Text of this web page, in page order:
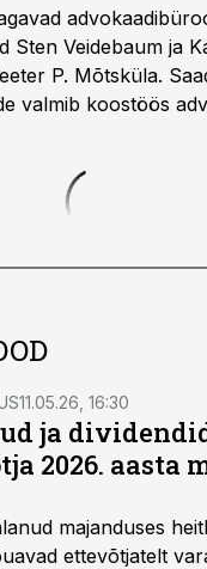
Sten Veidebaum ja
P. Mõtsküla.
valmib koostöös
11.05.26, 16:30
ja
2026. aasta
majanduses
ettevõtjatelt